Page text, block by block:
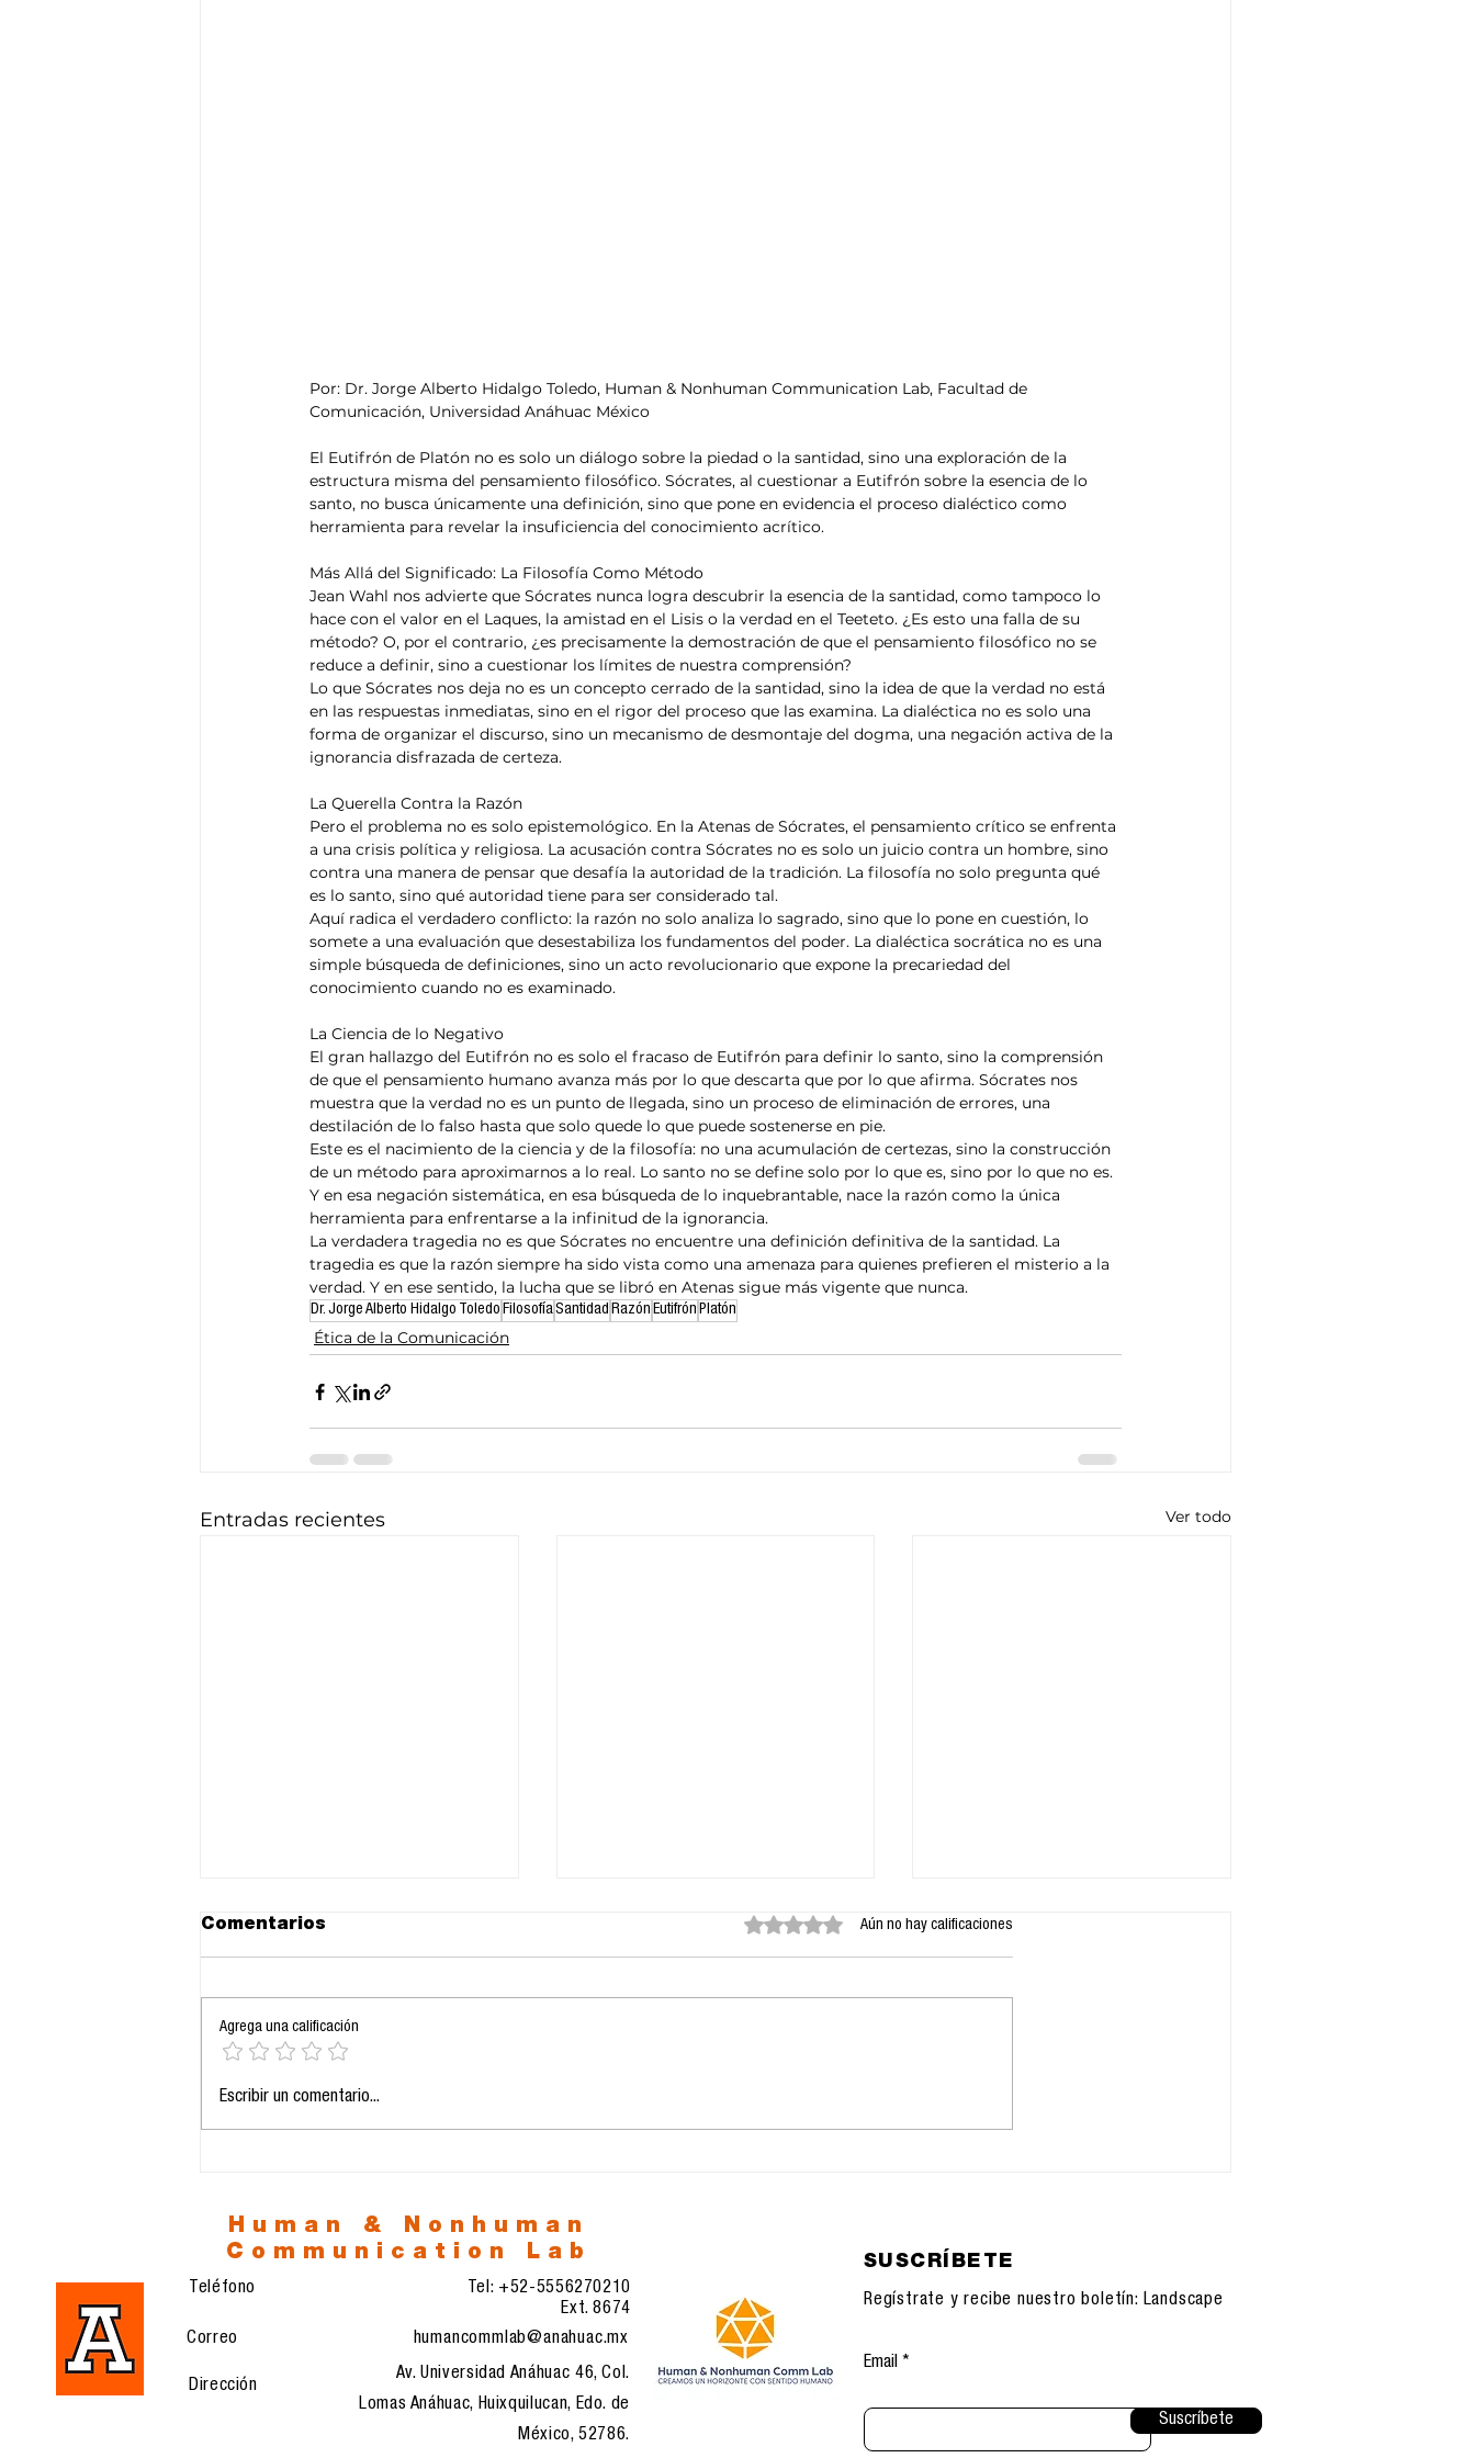
Por: Dr. Jorge Alberto Hidalgo Toledo, Human & Nonhuman Communication Lab, Facultad de
Comunicación, Universidad Anáhuac México
El Eutifrón de Platón no es solo un diálogo sobre la piedad o la santidad, sino una exploración de la
estructura misma del pensamiento filosófico. Sócrates, al cuestionar a Eutifrón sobre la esencia de lo
santo, no busca únicamente una definición, sino que pone en evidencia el proceso dialéctico como
herramienta para revelar la insuficiencia del conocimiento acrítico.
Más Allá del Significado: La Filosofía Como Método
Jean Wahl nos advierte que Sócrates nunca logra descubrir la esencia de la santidad, como tampoco lo
hace con el valor en el Laques, la amistad en el Lisis o la verdad en el Teeteto. ¿Es esto una falla de su
método? O, por el contrario, ¿es precisamente la demostración de que el pensamiento filosófico no se
reduce a definir, sino a cuestionar los límites de nuestra comprensión?
Lo que Sócrates nos deja no es un concepto cerrado de la santidad, sino la idea de que la verdad no está
en las respuestas inmediatas, sino en el rigor del proceso que las examina. La dialéctica no es solo una
forma de organizar el discurso, sino un mecanismo de desmontaje del dogma, una negación activa de la
ignorancia disfrazada de certeza.
La Querella Contra la Razón
Pero el problema no es solo epistemológico. En la Atenas de Sócrates, el pensamiento crítico se enfrenta
a una crisis política y religiosa. La acusación contra Sócrates no es solo un juicio contra un hombre, sino
contra una manera de pensar que desafía la autoridad de la tradición. La filosofía no solo pregunta qué
es lo santo, sino qué autoridad tiene para ser considerado tal.
Aquí radica el verdadero conflicto: la razón no solo analiza lo sagrado, sino que lo pone en cuestión, lo
somete a una evaluación que desestabiliza los fundamentos del poder. La dialéctica socrática no es una
simple búsqueda de definiciones, sino un acto revolucionario que expone la precariedad del
conocimiento cuando no es examinado.
La Ciencia de lo Negativo
El gran hallazgo del Eutifrón no es solo el fracaso de Eutifrón para definir lo santo, sino la comprensión
de que el pensamiento humano avanza más por lo que descarta que por lo que afirma. Sócrates nos
muestra que la verdad no es un punto de llegada, sino un proceso de eliminación de errores, una
destilación de lo falso hasta que solo quede lo que puede sostenerse en pie.
Este es el nacimiento de la ciencia y de la filosofía: no una acumulación de certezas, sino la construcción
de un método para aproximarnos a lo real. Lo santo no se define solo por lo que es, sino por lo que no es.
Y en esa negación sistemática, en esa búsqueda de lo inquebrantable, nace la razón como la única
herramienta para enfrentarse a la infinitud de la ignorancia.
La verdadera tragedia no es que Sócrates no encuentre una definición definitiva de la santidad. La
tragedia es que la razón siempre ha sido vista como una amenaza para quienes prefieren el misterio a la
verdad. Y en ese sentido, la lucha que se libró en Atenas sigue más vigente que nunca.
Dr. Jorge Alberto Hidalgo Toledo FilosofíaSantidad Razón Eutifrón Platón
Ética de la Comunicación
Entradas recientes Ver todo
La orfandad del Otro:
Comentarios Obtuvo 0 de 5 estrellas.Aún no hay calificaciones
Agrega una calificación
Escribir un comentario...
Human & Nonhuman
Communication Lab
Teléfono
Tel: +52-5556270210
Ext. 8674
humancommlab@anahuac.mx
Av. Universidad Anáhuac 46, Col.
Lomas Anáhuac, Huixquilucan, Edo. de
México, 52786.
Correo
Dirección
SUSCRÍBETE
Regístrate y recibe nuestro boletín: Landscape
Email
Suscríbete